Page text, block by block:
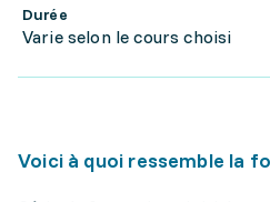
Durée
Varie selon le cours choisi
Voici à quoi ressemble la